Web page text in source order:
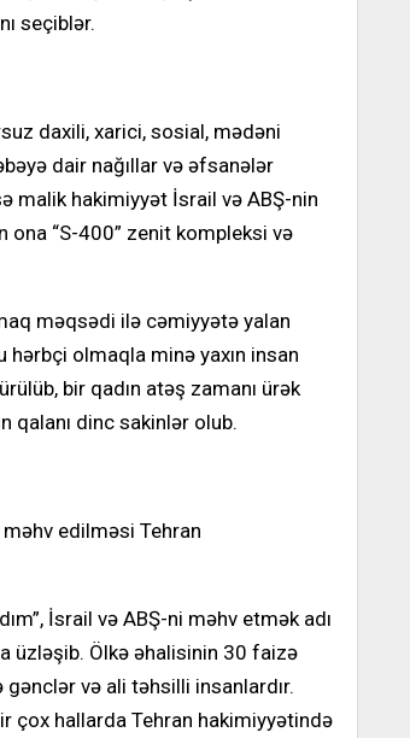
seçiblər.
daxili, xarici, sosial, mədəni
dair nağıllar və əfsanələr
malik hakimiyyət İsrail və ABŞ-nin
ona “S-400” zenit kompleksi və
məqsədi ilə cəmiyyətə yalan
olmaqla minə yaxın insan
bir qadın atəş zamanı ürək
qalanı dinc sakinlər olub.
edilməsi Tehran
İsrail və ABŞ-ni məhv etmək adı
üzləşib. Ölkə əhalisinin 30 faizə
gənclər və ali təhsilli insanlardır.
çox hallarda Tehran hakimiyyətində